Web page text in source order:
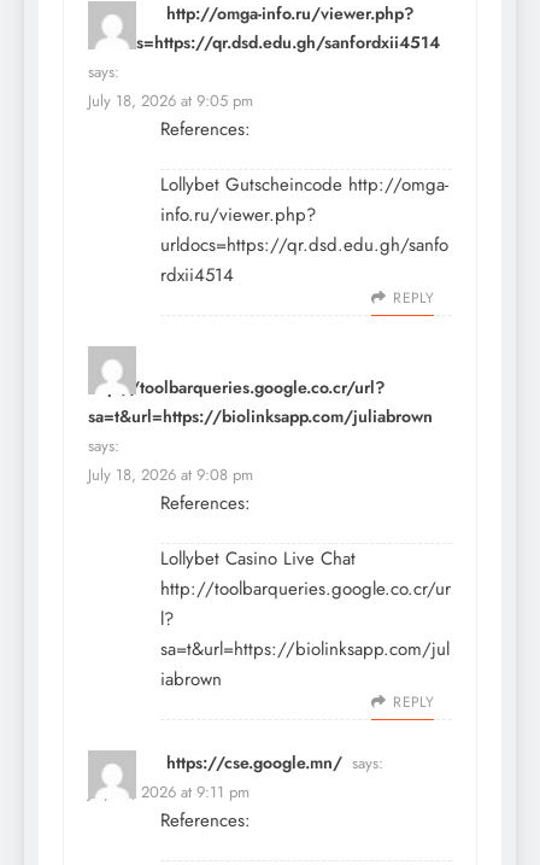
http://omga-info.ru/viewer.php?
urldocs=https://qr.dsd.edu.gh/sanfordxii4514
says:
July 18, 2026 at 9:05 pm
References:
Lollybet Gutscheincode http://omga-
info.ru/viewer.php?
urldocs=https://qr.dsd.edu.gh/sanfo
rdxii4514
REPLY
http://toolbarqueries.google.co.cr/url?
sa=t&url=https://biolinksapp.com/juliabrown
says:
July 18, 2026 at 9:08 pm
References:
Lollybet Casino Live Chat
http://toolbarqueries.google.co.cr/ur
l?
sa=t&url=https://biolinksapp.com/jul
iabrown
REPLY
https://cse.google.mn/ says:
July 18, 2026 at 9:11 pm
References: